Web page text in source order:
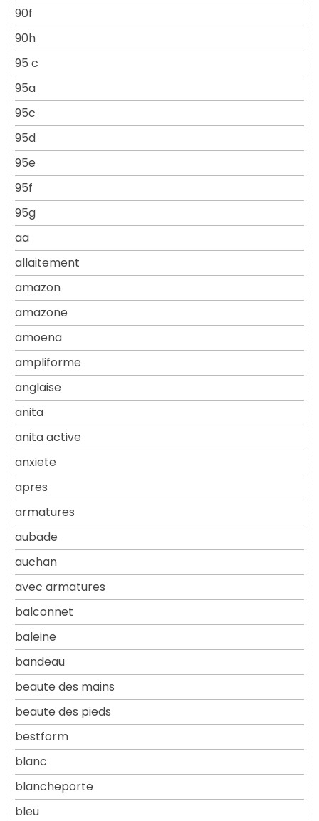
90f
90h
95 c
95a
95c
95d
95e
95f
95g
aa
allaitement
amazon
amazone
amoena
ampliforme
anglaise
anita
anita active
anxiete
apres
armatures
aubade
auchan
avec armatures
balconnet
baleine
bandeau
beaute des mains
beaute des pieds
bestform
blanc
blancheporte
bleu